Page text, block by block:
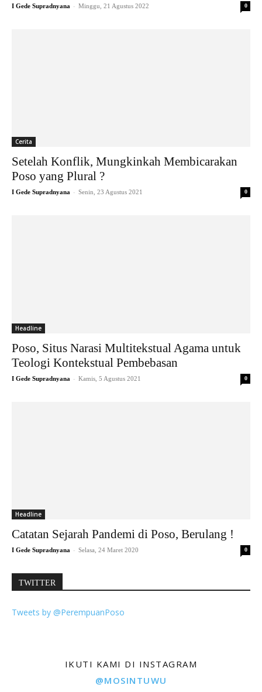
I Gede Supradnyana - Minggu, 21 Agustus 2022 0
Cerita
Setelah Konflik, Mungkinkah Membicarakan
Poso yang Plural ?
I Gede Supradnyana - Senin, 23 Agustus 2021 0
Headline
Poso, Situs Narasi Multitekstual Agama untuk
Teologi Kontekstual Pembebasan
I Gede Supradnyana - Kamis, 5 Agustus 2021 0
Headline
Catatan Sejarah Pandemi di Poso, Berulang !
I Gede Supradnyana - Selasa, 24 Maret 2020 0
TWITTER
Tweets by @PerempuanPoso
IKUTI KAMI DI INSTAGRAM
@MOSINTUWU